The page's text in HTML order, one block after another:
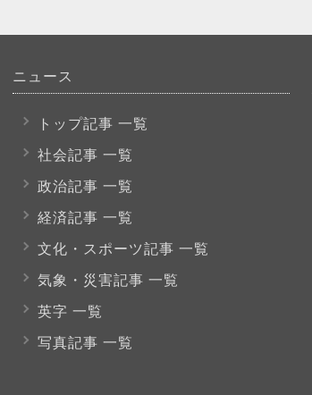
ニュース
トップ記事 一覧
社会記事 一覧
政治記事 一覧
経済記事 一覧
文化・スポーツ記事 一覧
気象・災害記事 一覧
英字 一覧
写真記事 一覧